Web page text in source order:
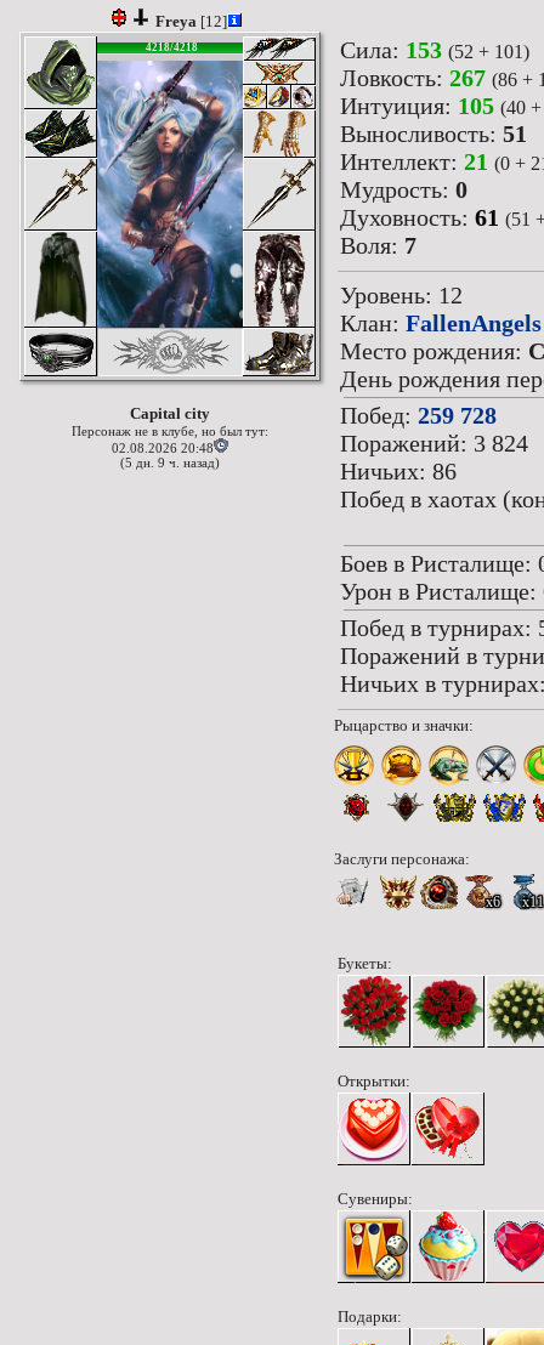
Freya [12]
4218/4218
Capital city
Персонаж не в клубе, но был тут:
02.08.2026 20:48
(5 дн. 9 ч. назад)
Сила: 153 (52 + 101)
Ловкость: 267 (86 +
Интуиция: 105 (40
Выносливость: 51
Интеллект: 21 (0 +
Мудрость: 0
Духовность: 61 (51
Воля: 7
Уровень: 12
Клан: FallenAngels
Место рождения:
День рождения
Побед: 259 728
Поражений: 3 824
Ничьих: 86
Побед в хаотах
Боев в Ристалище:
Урон в Ристалище:
Побед в турнирах:
Поражений в
Ничьих в
Рыцарство и значки:
Заслуги персонажа:
x6 x11
Букеты:
Открытки:
Сувениры:
Подарки: